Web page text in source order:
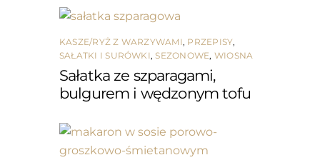
KASZE/RYŻ Z WARZYWAMI, PRZEPISY,
SAŁATKI I SURÓWKI,SEZONOWE, WIOSNA
Sałatka ze szparagami,
bulgurem i wędzonym tofu